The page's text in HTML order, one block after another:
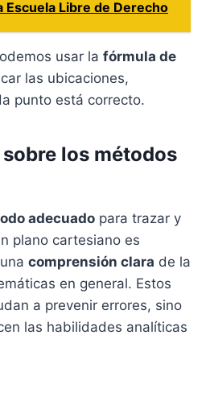
Escuela Libre de Derecho
usar la fórmula de
las ubicaciones,
punto está correcto.
los métodos
adecuado para trazar y
plano cartesiano es
comprensión clara de la
en general. Estos
a prevenir errores, sino
las habilidades analíticas